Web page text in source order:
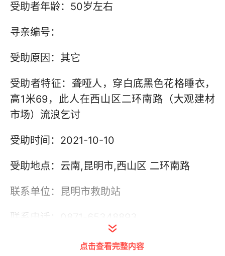
受助者年龄：50岁左右
寻亲编号：
受助原因：其它
受助者特征：聋哑人，穿白底黑色花格睡衣，
高1米69，此人在西山区二环南路（大观建材
市场）流浪乞讨
受助时间：2021-10-10
受助地点：云南,昆明市,西山区 二环南路
联系单位：昆明市救助站
联系电话：0871-65348893
点击查看完整内容